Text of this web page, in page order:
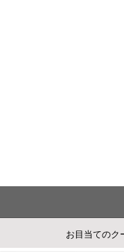
お目当てのク